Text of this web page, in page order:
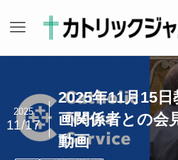
2025年11月15
画関係者との会
動画
2025
11/17